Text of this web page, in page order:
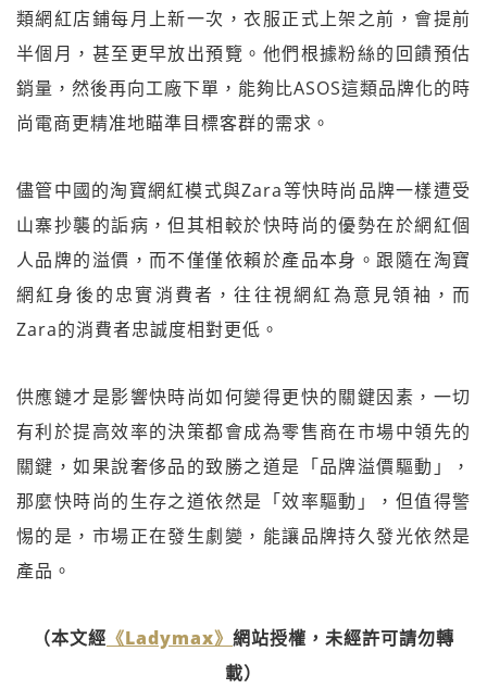
類網紅店鋪每月上新一次，衣服正式上架之前，會提前
半個月，甚至更早放出預覽。他們根據粉絲的回饋預估
銷量，然後再向工廠下單，能夠比ASOS這類品牌化的時
尚電商更精准地瞄準目標客群的需求。
儘管中國的淘寶網紅模式與Zara等快時尚品牌一樣遭受
山寨抄襲的詬病，但其相較於快時尚的優勢在於網紅個
人品牌的溢價，而不僅僅依賴於產品本身。跟隨在淘寶
網紅身後的忠實消費者，往往視網紅為意見領袖，而
Zara的消費者忠誠度相對更低。
供應鏈才是影響快時尚如何變得更快的關鍵因素，一切
有利於提高效率的決策都會成為零售商在市場中領先的
關鍵，如果說奢侈品的致勝之道是「品牌溢價驅動」，
那麼快時尚的生存之道依然是「效率驅動」，但值得警
惕的是，市場正在發生劇變，能讓品牌持久發光依然是
產品。
（本文經 《Ladymax》 網站授權，未經許可請勿轉
載）